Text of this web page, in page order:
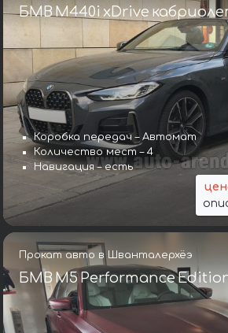
БМВ M440i xDrive
Коробка передач – Автомат
Количество мест – 4
Навигация – есть
Прокат авто в Шванталерхёэ
БМВ M5 Performance